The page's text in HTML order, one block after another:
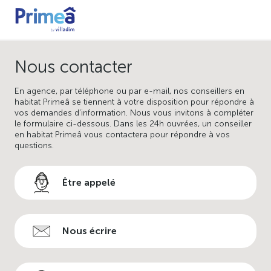
Nous contacter
En agence, par téléphone ou par e-mail, nos conseillers en
habitat Primeâ se tiennent à votre disposition pour répondre à
vos demandes d’information. Nous vous invitons à compléter
le formulaire ci-dessous. Dans les 24h ouvrées, un conseiller
en habitat Primeâ vous contactera pour répondre à vos
questions.
Être appelé
Nous écrire